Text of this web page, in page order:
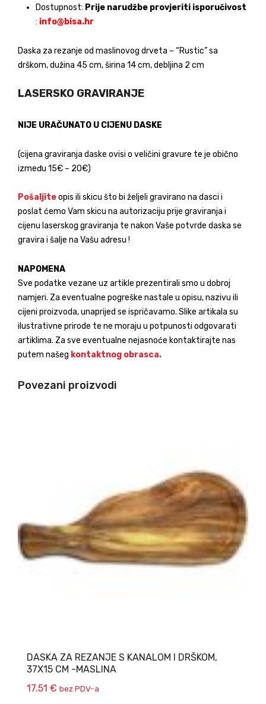
Dostupnost: Prije narudžbe provjeriti isporučivost
: info@bisa.hr
Daska za rezanje od maslinovog drveta – “Rustic” sa
drškom, dužina 45 cm, širina 14 cm, debljina 2 cm
LASERSKO GRAVIRANJE
NIJE URAČUNATO U CIJENU DASKE
(cijena graviranja daske ovisi o veličini gravure te je obično
između 15€ – 20€)
Pošaljiteopis ili skicu što bi željeli gravirano na dasci i
poslat ćemo Vam skicu na autorizaciju prije graviranja i
cijenu laserskog graviranja te nakon Vaše potvrde daska se
gravira i šalje na Vašu adresu !
NAPOMENA
Sve podatke vezane uz artikle prezentirali smo u dobroj
namjeri. Za eventualne pogreške nastale u opisu, nazivu ili
cijeni proizvoda, unaprijed se ispričavamo. Slike artikala su
ilustrativne prirode te ne moraju u potpunosti odgovarati
artiklima. Za sve eventualne nejasnoće kontaktirajte nas
putem našeg kontaktnog obrasca.
Povezani proizvodi
DASKA ZA REZANJE S KANALOM I DRŠKOM,
37X15 CM -MASLINA
17.51 € bez PDV-a